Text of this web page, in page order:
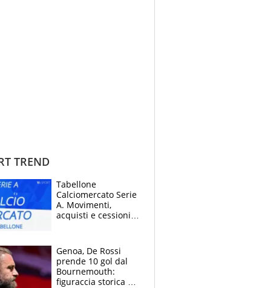
TREND
Tabellone
Calciomercato Serie
A. Movimenti,
acquisti e cessioni:
Genoa, De Rossi
prende 10 gol dal
Bournemouth:
figuraccia storica ed